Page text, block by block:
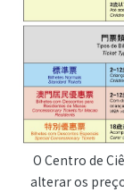
O Centro de
alterar os